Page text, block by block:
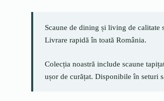
Scaune de dining și living de calitate
Livrare rapidă în toată România.
Colecția noastră include scaune
ușor de curățat. Disponibile în seturi